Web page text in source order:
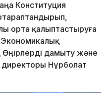
Конституция
орта қалыптастыруға
Экономикалық
дамыту және
Нұрболат